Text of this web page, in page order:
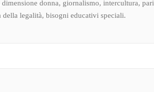
donna, giornalismo, intercultura, pari
legalità, bisogni educativi speciali.